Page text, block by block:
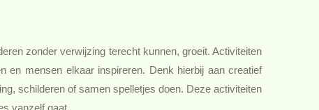
zonder verwijzing terecht kunnen, groeit. Activiteiten
en mensen elkaar inspireren. Denk hierbij aan creatief
schilderen of samen spelletjes doen. Deze activiteiten
vanzelf gaat.